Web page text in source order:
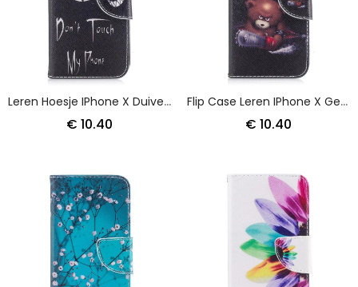
Leren Hoesje IPhone X Duivelse Telefoon
€ 10.40
Flip Case Leren IPhone X Gevaarlijke Beer
€ 10.40